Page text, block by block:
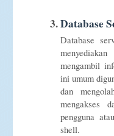
Database
Database
mengambil
ini umum
dan
mengakses
pengguna
shell.